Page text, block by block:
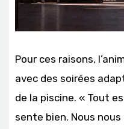
Pour ces raisons,
avec des soirées
de la piscine. « Tout
sente bien. Nous